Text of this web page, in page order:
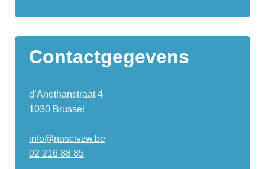
Contactgegevens
d’Anethanstraat 4
1030 Brussel
info@nascivzw.be
02 216 88 85